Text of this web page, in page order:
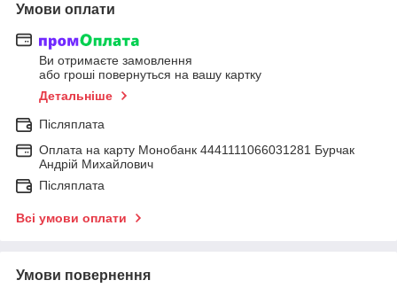
Умови оплати
Ви отримаєте замовлення
або гроші повернуться на вашу картку
Детальніше
Післяплата
Оплата на карту Монобанк 4441111066031281 Бурчак
Андрій Михайлович
Післяплата
Всі умови оплати
Умови повернення